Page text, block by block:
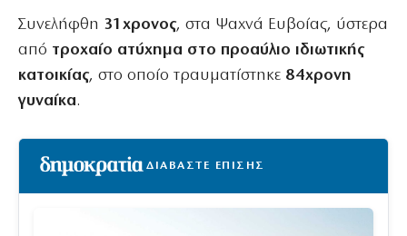
Συνελήφθη 31χρονος, στα Ψαχνά Ευβοίας, ύστερα
από τροχαίο ατύχημα στο προαύλιο ιδιωτικής
κατοικίας, στο οποίο τραυματίστηκε 84χρονη
γυναίκα.
ΔΙΑΒΑΣΤΕ ΕΠΙΣΗΣ